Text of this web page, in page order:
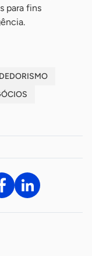
para fins